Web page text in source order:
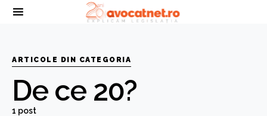
ARTICOLE DIN CATEGORIA
De ce 20?
1 post